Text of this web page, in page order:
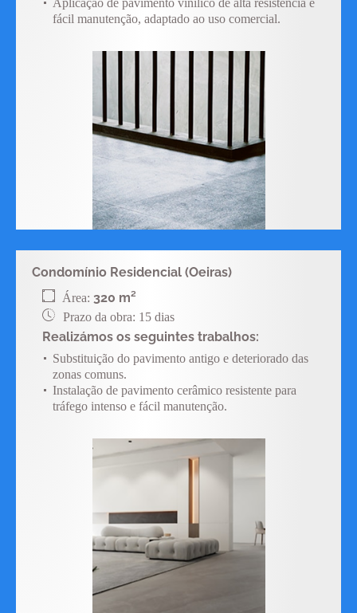
Aplicação de pavimento vinílico de alta resistência e
fácil manutenção, adaptado ao uso comercial.
Condomínio Residencial (Oeiras)
Área: 320 m²
Prazo da obra: 15 dias
Realizámos os seguintes trabalhos:
Substituição do pavimento antigo e deteriorado das
zonas comuns.
Instalação de pavimento cerâmico resistente para
tráfego intenso e fácil manutenção.